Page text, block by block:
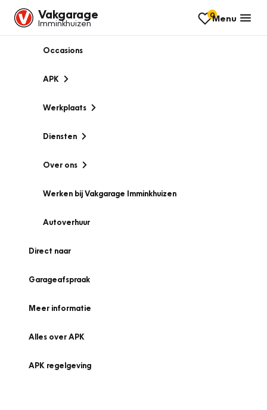
Vakgarage
Imminkhuizen
0Menu
Occasions
APK
Werkplaats
Diensten
Over ons
Werken bij Vakgarage Imminkhuizen
Autoverhuur
Direct naar
Garageafspraak
Meer informatie
Alles over APK
APK regelgeving